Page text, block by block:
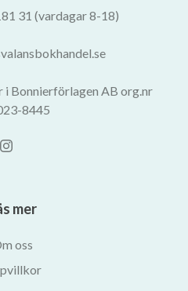
31 (vardagar 8-18)
i Bonnierförlagen AB org.nr
8445
mer
oss